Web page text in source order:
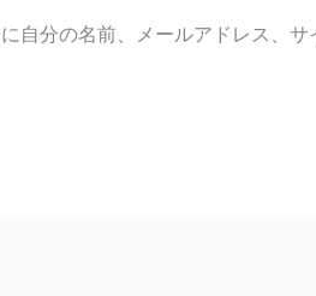
*自分の名前、メールアドレス、サ